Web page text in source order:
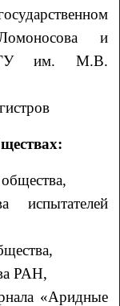
и
МГУ им. М.В.
испытателей
РАН,
«Аридные